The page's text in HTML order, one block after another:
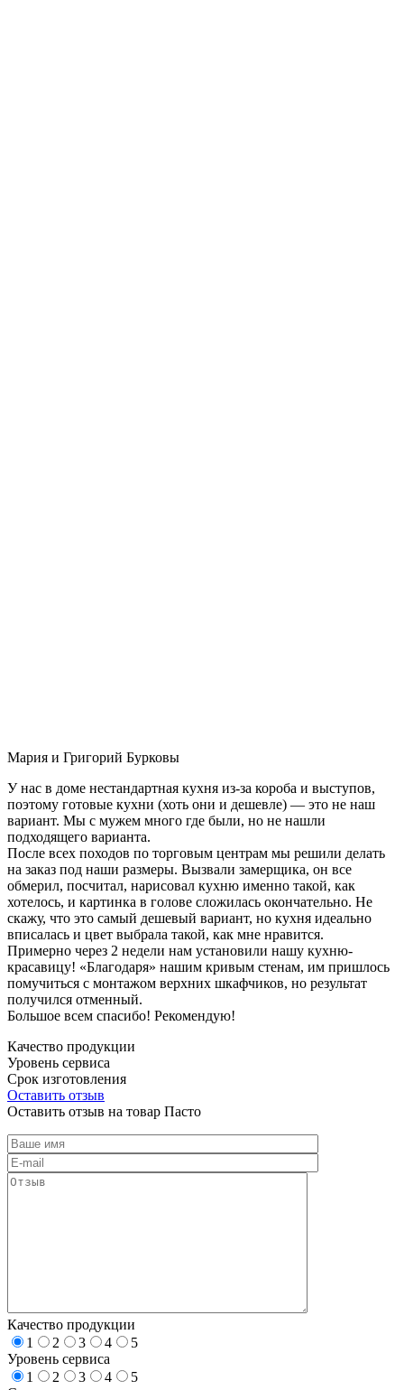
Мария и Григорий Бурковы
У нас в доме нестандартная кухня из-за короба и выступов,
поэтому готовые кухни (хоть они и дешевле) — это не наш
вариант. Мы с мужем много где были, но не нашли
подходящего варианта.
После всех походов по торговым центрам мы решили делать
на заказ под наши размеры. Вызвали замерщика, он все
обмерил, посчитал, нарисовал кухню именно такой, как
хотелось, и картинка в голове сложилась окончательно. Не
скажу, что это самый дешевый вариант, но кухня идеально
вписалась и цвет выбрала такой, как мне нравится.
Примерно через 2 недели нам установили нашу кухню-
красавицу! «Благодаря» нашим кривым стенам, им пришлось
помучиться с монтажом верхних шкафчиков, но результат
получился отменный.
Большое всем спасибо! Рекомендую!
Качество продукции
Уровень сервиса
Срок изготовления
Оставить отзыв
Оставить отзыв на товар Пасто
Качество продукции
1
2 3 4
5
Уровень сервиса
1
2 3 4
5